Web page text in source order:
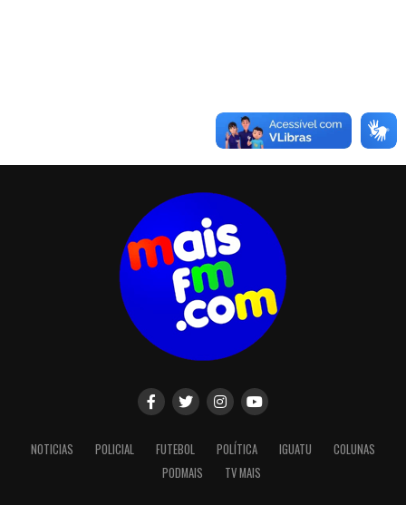
NOTICIAS POLICIAL FUTEBOL POLÍTICA IGUATU
COLUNAS
PODMAIS
TV MAIS